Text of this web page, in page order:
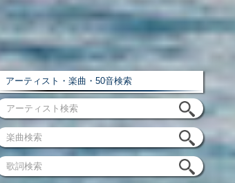
アーティスト・楽曲・50音検索